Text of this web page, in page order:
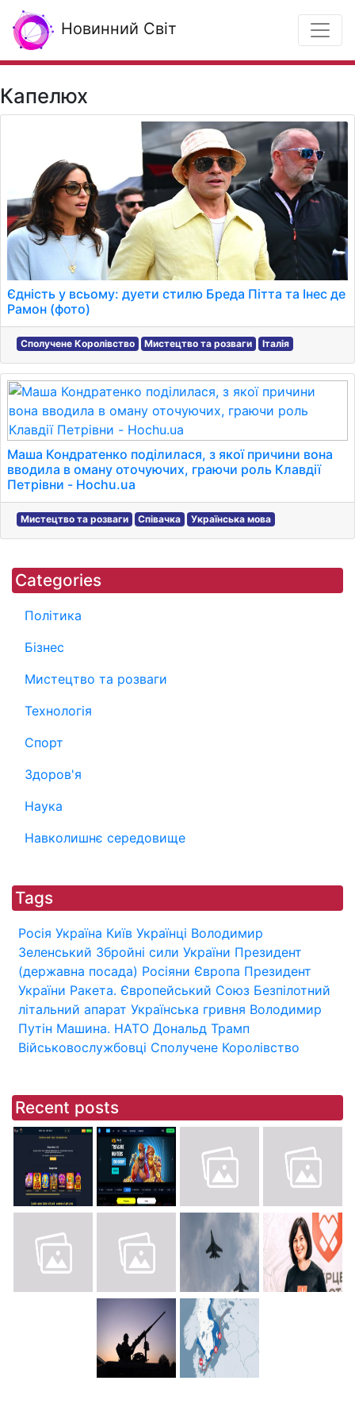
Новинний Світ
Капелюх
Єдність у всьому: дуети стилю Бреда Пітта та Інес де
Рамон (фото)
Сполучене Королівство Мистецтво та розваги Італія
Маша Кондратенко поділилася, з якої причини вона
вводила в оману оточуючих, граючи роль Клавдії
Петрівни - Hochu.ua
Мистецтво та розваги Співачка Українська мова
Categories
Політика
Бізнес
Мистецтво та розваги
Технологія
Спорт
Здоров'я
Наука
Навколишнє середовище
Tags
Росія Україна Київ Українці Володимир
Зеленський Збройні сили України Президент
(державна посада) Росіяни Європа Президент
України Ракета. Європейський Союз Безпілотний
літальний апарат Українська гривня Володимир
Путін Машина. НАТО Дональд Трамп
Військовослужбовці Сполучене Королівство
Recent posts